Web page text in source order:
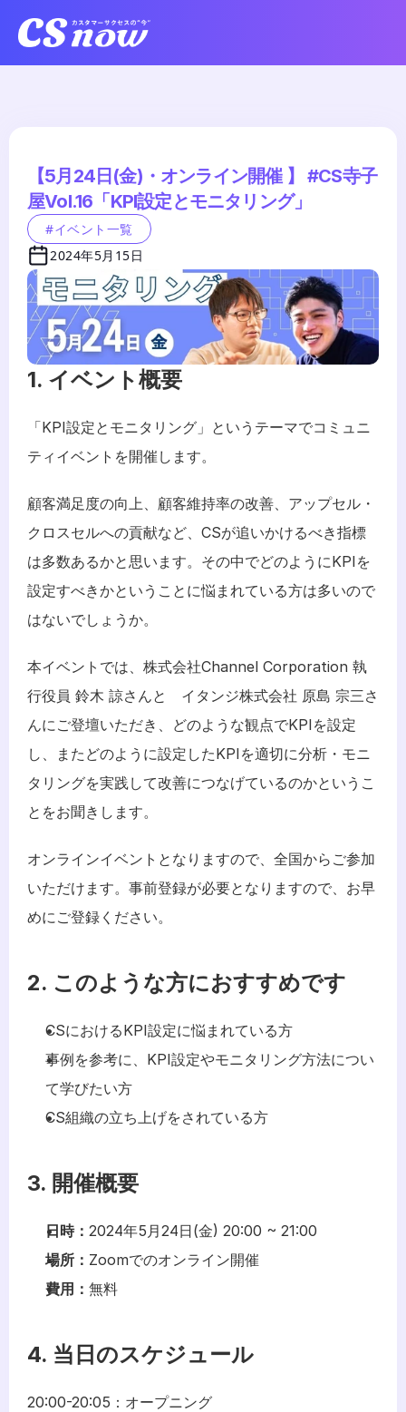
【5月24日(金)・オンライン開催 】 #CS寺子
#イベント一覧
2024年5月15日
1. イベント概要
「KPI設定とモニタリング」というテーマでコミュニ
ティイベントを開催します。
顧客満足度の向上、顧客維持率の改善、アップセル・
クロスセルへの貢献など、CSが追いかけるべき指標
は多数あるかと思います。その中でどのようにKPIを
設定すべきかということに悩まれている方は多いので
はないでしょうか。
本イベントでは、株式会社Channel Corporation 執
行役員 鈴木 諒さんと　イタンジ株式会社 原島 宗三さ
んにご登壇いただき、どのような観点でKPIを設定
し、またどのように設定したKPIを適切に分析・モニ
タリングを実践して改善につなげているのかというこ
とをお聞きします。
オンラインイベントとなりますので、全国からご参加
いただけます。事前登録が必要となりますので、お早
めにご登録ください。
2. このような方におすすめです
CSにおけるKPI設定に悩まれている方
事例を参考に、KPI設定やモニタリング方法につい
て学びたい方
CS組織の立ち上げをされている方
3. 開催概要
日時： 2024年5月24日(金) 20:00 ~ 21:00
場所： Zoomでのオンライン開催
費用： 無料
4. 当日のスケジュール
20:00-20:05：オープニング